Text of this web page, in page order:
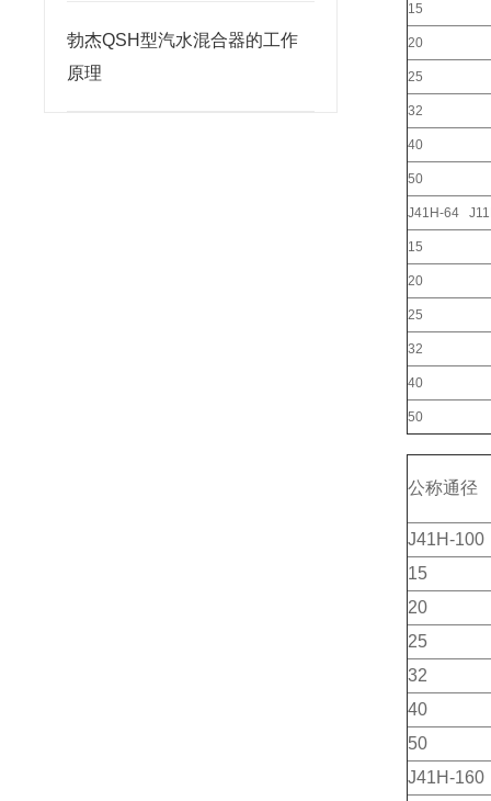
勃杰QSH型汽水混合器的工作
原理
15
20
25
32
40
50
J41H-64
15
20
25
32
40
50
公称通径
J41H-
15
20
25
32
40
50
J41H-